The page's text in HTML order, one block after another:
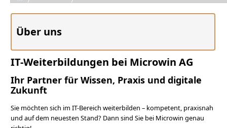
Über uns
IT-Weiterbildungen bei Microwin AG
Ihr Partner für Wissen, Praxis und digitale
Zukunft
Sie möchten sich im IT-Bereich weiterbilden – kompetent, praxisnah
und auf dem neuesten Stand? Dann sind Sie bei Microwin genau